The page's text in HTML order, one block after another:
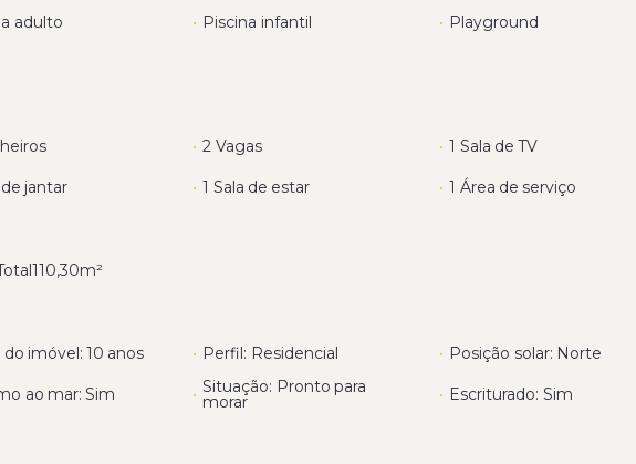
adulto • Piscina infantil • Playground
• 2 Vagas • 1 Sala de TV
de jantar • 1 Sala de estar • 1 Área de serviço
110,30m²
do imóvel: 10 anos • Perfil: Residencial • Posição solar: Norte
ao mar: Sim • Situação: Pronto para
morar • Escriturado: Sim